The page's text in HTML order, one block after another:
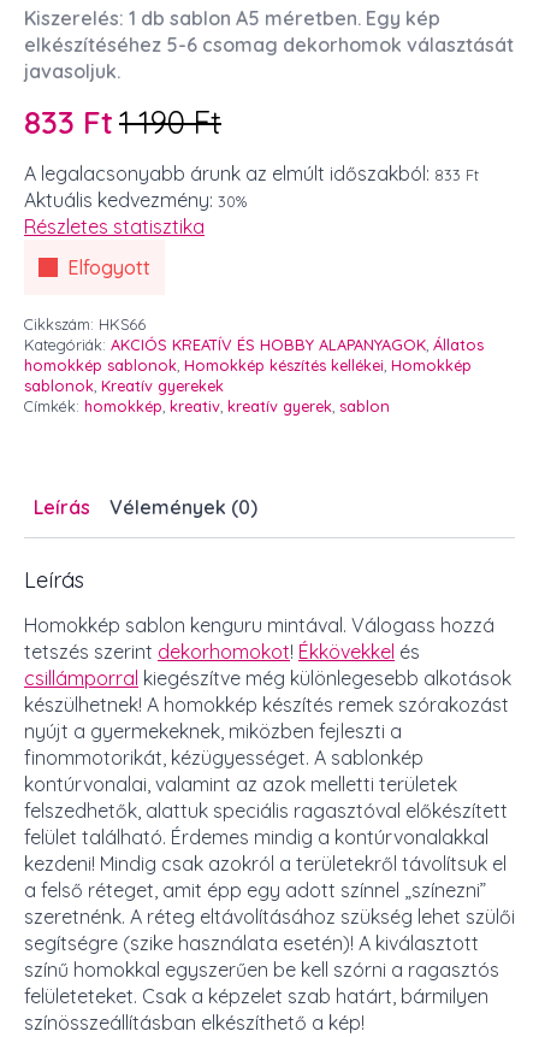
Kiszerelés: 1 db sablon A5 méretben. Egy kép
elkészítéséhez 5-6 csomag dekorhomok választását
javasoljuk.
1 190Ft
Original
price
was:
190 Ft.
833 Ft
Current
price
is:
833 Ft.
A legalacsonyabb árunk az elmúlt időszakból: 833 Ft
Aktuális kedvezmény: 30%
Részletes statisztika
Elfogyott
Cikkszám: HKS66
Kategóriák: AKCIÓS KREATÍV ÉS HOBBY ALAPANYAGOK, Állatos
homokkép sablonok, Homokkép készítés kellékei, Homokkép
sablonok, Kreatív gyerekek
Címkék: homokkép, kreativ, kreatív gyerek, sablon
Leírás Vélemények (0)
Leírás
Homokkép sablon kenguru mintával. Válogass hozzá
tetszés szerint dekorhomokot! Ékkövekkel és
csillámporral kiegészítve még különlegesebb alkotások
készülhetnek! A homokkép készítés remek szórakozást
nyújt a gyermekeknek, miközben fejleszti a
finommotorikát, kézügyességet. A sablonkép
kontúrvonalai, valamint az azok melletti területek
felszedhetők, alattuk speciális ragasztóval előkészített
felület található. Érdemes mindig a kontúrvonalakkal
kezdeni! Mindig csak azokról a területekről távolítsuk el
a felső réteget, amit épp egy adott színnel „színezni”
szeretnénk. A réteg eltávolításához szükség lehet szülői
segítségre (szike használata esetén)! A kiválasztott
színű homokkal egyszerűen be kell szórni a ragasztós
felületeteket. Csak a képzelet szab határt, bármilyen
színösszeállításban elkészíthető a kép!